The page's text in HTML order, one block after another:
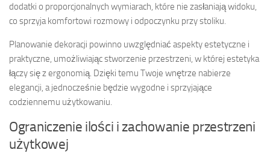
dodatki o proporcjonalnych wymiarach, które nie zasłaniają widoku,
co sprzyja komfortowi rozmowy i odpoczynku przy stoliku.
Planowanie dekoracji powinno uwzględniać aspekty estetyczne i
praktyczne, umożliwiając stworzenie przestrzeni, w której estetyka
łączy się z ergonomią. Dzięki temu Twoje wnętrze nabierze
elegancji, a jednocześnie będzie wygodne i sprzyjające
codziennemu użytkowaniu.
Ograniczenie ilości i zachowanie przestrzeni
użytkowej